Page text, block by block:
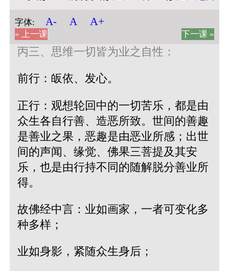
字体: A- A A+
« 上一课 下一课 »
丙三、思维一切皆为业之自性：
前行：皈依、发心。
正行：观想轮回中的一切苦乐，都是由
众生各自行善、造恶所致。世间的善趣
是善业之果，恶趣是由恶业所感；出世
间的声闻、缘觉、佛果三菩提及其安
乐，也是由行持不同的随解脱分善业所
得。
故佛经中言：业如画家，一者可变化多
种多样；
业如身影，紧随众生身后；